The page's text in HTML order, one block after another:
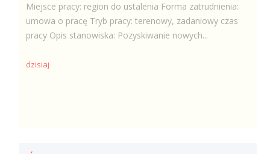
Miejsce pracy: region do ustalenia Forma zatrudnienia:
umowa o pracę Tryb pracy: terenowy, zadaniowy czas
pracy Opis stanowiska: Pozyskiwanie nowych...
dzisiaj